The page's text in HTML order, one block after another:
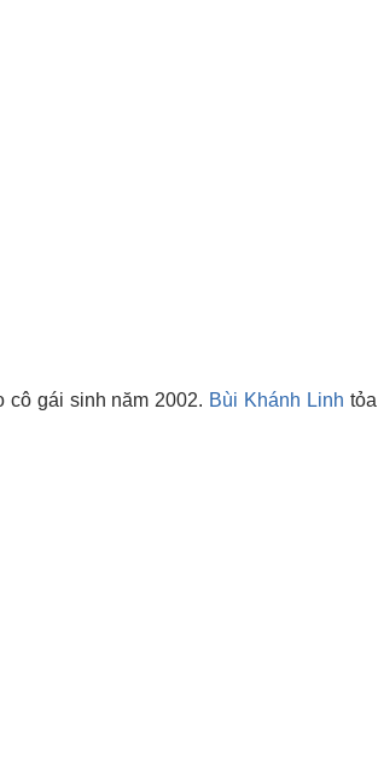
cô gái sinh năm 2002. Bùi Khánh Linh tỏa